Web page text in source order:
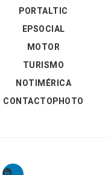
PORTALTIC
EPSOCIAL
MOTOR
TURISMO
NOTIMÉRICA
CONTACTOPHOTO